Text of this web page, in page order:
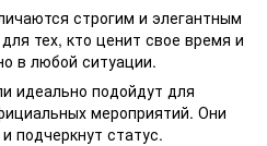
строгим и элегантным
тех, кто ценит свое время и
в любой ситуации.
идеально подойдут для
мероприятий. Они
подчеркнут статус.